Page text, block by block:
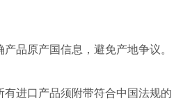
品原产国信息，避免产地争议。
有进口产品须附带符合中国法规的